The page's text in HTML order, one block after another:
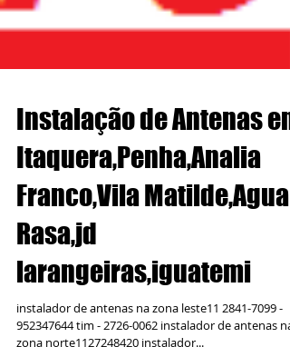
Instalação de Antenas em
Itaquera,Penha,Analia
Franco,Vila Matilde,Agua
Rasa,jd
larangeiras,iguatemi